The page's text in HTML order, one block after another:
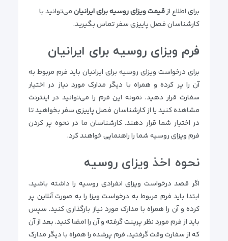
برای اطلاع ازقیمت ویزای روسیه برای ایرانیانمی‌توانید با
کارشناسان فصل پاییزی سفر تماس بگیرید.
فرم ویزای روسیه برای ایرانیان
برای درخواست ویزای روسیه برای ایرانیان باید فرم مربوط به
آن را پر کرده و همراه با دیگر مدارک مورد نیاز در اختیار
سفارت قرار دهید. نمونه این فرم را می‌توانید در اینترنت
مشاهده کنید یا از کارشناسان فصل پاییزی سفر بخواهید تا
در اختیار شما قرار دهند. کارشناسان ما در نحوه پر کردن
فرم ویزای روسیه شما را راهنمایی خواهند کرد.
نحوه اخذ ویزای روسیه
اگر قصد درخواست ویزای انفرادی روسیه را داشته باشید،
ابتدا باید فرم مربوط به درخواست ویزا را به صورت آنلاین پر
کرده و آن را همراه با مدارک مورد نیاز بارگذاری کنید. سپس
باید از فرم مورد نظر پرینت گرفته و آن را امضا کنید. بعد از آن
که از سفارت وقت گرفتید، فرم پرشده را همراه با دیگر مدارک